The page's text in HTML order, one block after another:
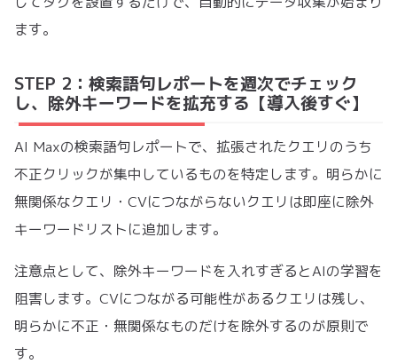
ます。
STEP 2：検索語句レポートを週次でチェック
し、除外キーワードを拡充する【導入後すぐ】
AI Maxの検索語句レポートで、拡張されたクエリのうち
不正クリックが集中しているものを特定します。明らかに
無関係なクエリ・CVにつながらないクエリは即座に除外
キーワードリストに追加します。
注意点として、除外キーワードを入れすぎるとAIの学習を
阻害します。CVにつながる可能性があるクエリは残し、
明らかに不正・無関係なものだけを除外するのが原則で
す。